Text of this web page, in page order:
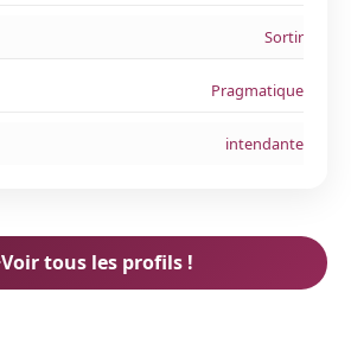
Sortir
Pragmatique
intendante
Voir tous les profils !